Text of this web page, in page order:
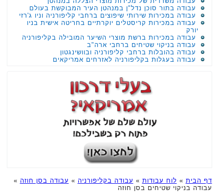
עבודה בתור סוכן נדל"ן במנהטן העיר המבוקשת בעולם
עבודה במכירות שירותי שיפוצים ברחבי קליפורניה וניו ג'רזי
עבודה במכירות קריסטלים יוקרתיים בחריטה אישית בניו
יורק
עבודה במכירות ברשת מוצרי השיער המובילה בקליפורניה
עבודה בניקוי שטיחים ברחבי ארה"ב
עבודה בהובלות ברחבי קליפורניה ובוושינגטון
עבודה בעגלות בקליפורניה לאזרחים אמריקאים
דף הבית » לוח עבודות » עבודה בקליפורניה » עבודה בסן חוזה »
עבודה בניקוי שטיחים בסן חוזה